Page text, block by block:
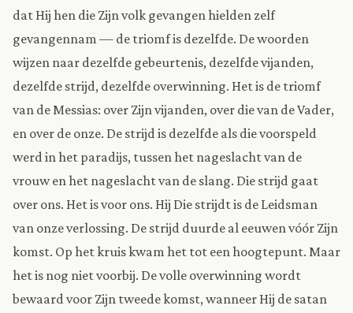
dat Hij hen die Zijn volk gevangen hielden zelf
gevangennam — de triomf is dezelfde. De woorden
wijzen naar dezelfde gebeurtenis, dezelfde vijanden,
dezelfde strijd, dezelfde overwinning. Het is de triomf
van de Messias: over Zijn vijanden, over die van de Vader,
en over de onze. De strijd is dezelfde als die voorspeld
werd in het paradijs, tussen het nageslacht van de
vrouw en het nageslacht van de slang. Die strijd gaat
over ons. Het is voor ons. Hij Die strijdt is de Leidsman
van onze verlossing. De strijd duurde al eeuwen vóór Zijn
komst. Op het kruis kwam het tot een hoogtepunt. Maar
het is nog niet voorbij. De volle overwinning wordt
bewaard voor Zijn tweede komst, wanneer Hij de satan